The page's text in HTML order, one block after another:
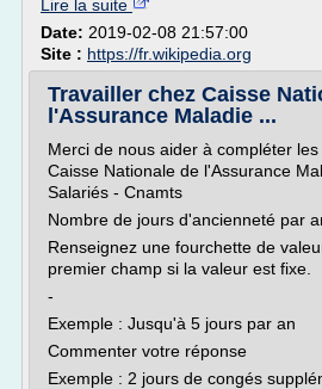
Lire la suite
Date: 2019-02-08 21:57:00
Site : https://fr.wikipedia.org
Travailler chez Caisse
l'Assurance Maladie ...
Merci de nous aider à compléter
Caisse Nationale de l'Assurance
Salariés - Cnamts
Nombre de jours d'ancienneté par
Renseignez une fourchette de
premier champ si la valeur est fixe.
-
Exemple : Jusqu'à 5 jours par an
Commenter votre réponse
Exemple : 2 jours de congés